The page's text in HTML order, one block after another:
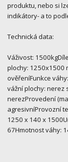
produktu, nebo si
indikátory- a to
Technická data:
Váživost:
plochy: 1250x1500
ověřeníFunkce
vážní plochy: nerez
nerezProvedení
agresivníProvozní
1250 x 140 x
67Hmotnost váhy: